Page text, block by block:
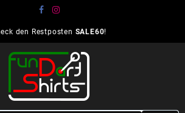
den Restposten SALE60!